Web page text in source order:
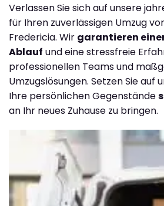
Verlassen Sie sich auf unsere
für Ihren zuverlässigen Umzug
Fredericia. Wir garantieren
Ablauf und eine stressfreie
professionellen Teams und
Umzugslösungen. Setzen Sie auf
Ihre persönlichen Gegenstände
an Ihr neues Zuhause zu bringen.